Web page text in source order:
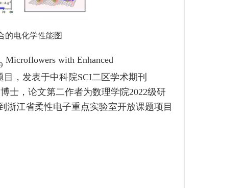
的电化学性能图
Microflowers with Enhanced
目，发表于中科院SCI二区学术期刊
士，论文第二作者为数理学院2022级研
浙江省柔性电子重点实验室开放课题项目